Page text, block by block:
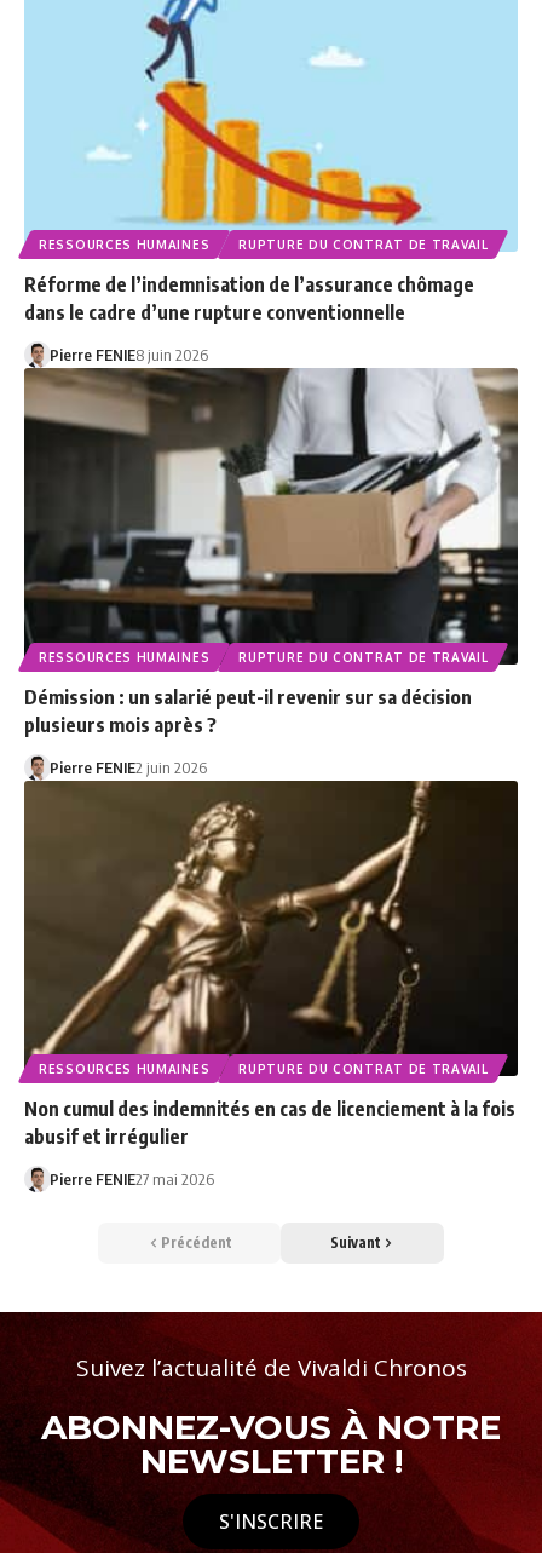
RESSOURCES HUMAINES RUPTURE DU CONTRAT DE TRAVAIL
Réforme de l’indemnisation de l’assurance chômage
dans le cadre d’une rupture conventionnelle
Pierre FENIE8 juin 2026
RESSOURCES HUMAINES RUPTURE DU CONTRAT DE TRAVAIL
Démission : un salarié peut-il revenir sur sa décision
plusieurs mois après ?
Pierre FENIE2 juin 2026
RESSOURCES HUMAINES RUPTURE DU CONTRAT DE TRAVAIL
Non cumul des indemnités en cas de licenciement à la fois
abusif et irrégulier
Pierre FENIE27 mai 2026
Précédent Suivant
Suivez l’actualité de Vivaldi Chronos
ABONNEZ-VOUS À NOTRE
NEWSLETTER !
S'INSCRIRE